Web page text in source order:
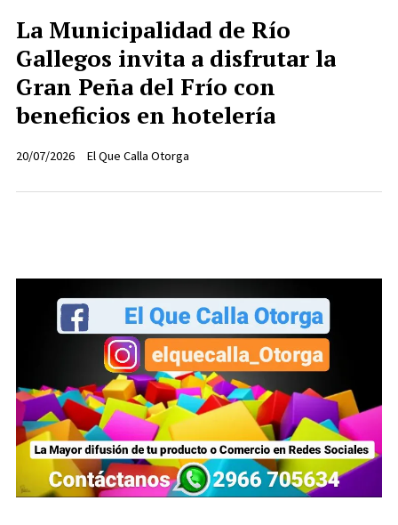
La Municipalidad de Río
Gallegos invita a disfrutar la
Gran Peña del Frío con
beneficios en hotelería
El Que Calla Otorga
20/07/2026